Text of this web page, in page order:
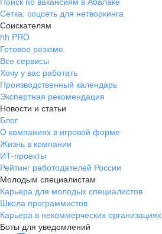
Сетка: соцсеть для нетворкинга
Соискателям
hh PRO
Готовое резюме
Все сервисы
Хочу у вас работать
Производственный календарь
Экспертная рекомендация
Новости и статьи
Блог
О компаниях в игровой форме
Жизнь в компании
ИТ-проекты
Рейтинг работодателей России
Молодым специалистам
Карьера для молодых специалистов
Школа программистов
Карьера в некоммерческих организациях
Боты для уведомлений